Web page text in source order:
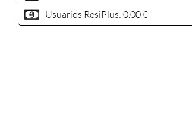
Usuarios ResiPlus: 0.00 €